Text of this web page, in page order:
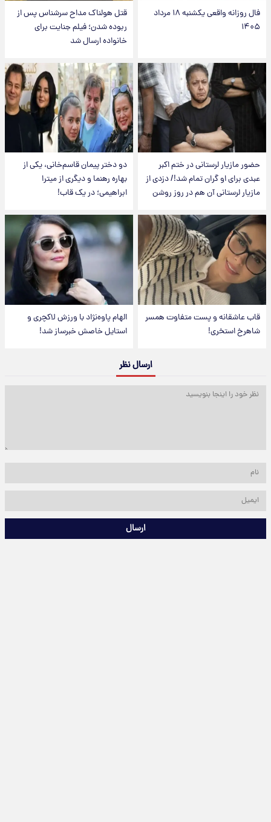
فال روزانه واقعی یکشنبه ۱۸ مرداد
۱۴۰۵
قتل هولناک مداح سرشناس پس از
ربوده شدن؛ فیلم جنایت برای
خانواده ارسال شد
حضور مازیار لرستانی در ختم اکبر
عبدی برای او گران تمام شد!/ دزدی از
مازیار لرستانی آن هم در روز روشن
دو دختر پیمان قاسم‌خانی، یکی از
بهاره رهنما و دیگری از میترا
ابراهیمی؛ در یک قاب!
قاب عاشقانه و پست متفاوت همسر
شاهرخ استخری!
الهام پاوه‌نژاد با ورزش لاکچری و
استایل خاصش خبرساز شد!
ارسال نظر
ارسال